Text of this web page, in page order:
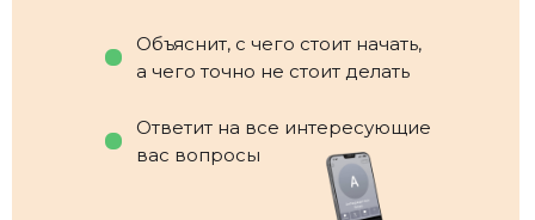
Ответит на все интересующие
вас вопросы
Объяснит, с чего стоит начать,
а чего точно не стоит делать